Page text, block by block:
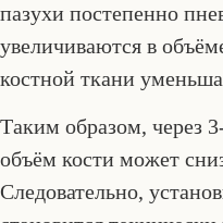
пазухи постепенно
увеличиваются в
костной ткани
Таким образом, через
объём кости может
Следовательно,